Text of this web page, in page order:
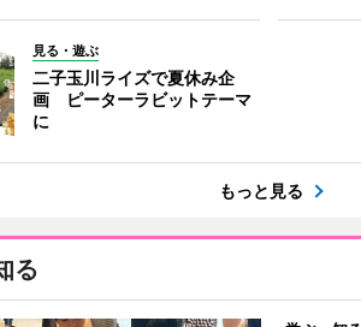
見る・遊ぶ
二子玉川ライズで夏休み企
画 ピーターラビットテーマ
に
もっと見る
る